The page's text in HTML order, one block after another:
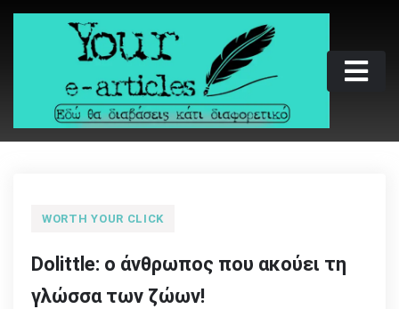
Skip
Your e-articles
Εδώ θα διαβάσεις κάτι διαφορετικό
WORTH YOUR CLICK
Dolittle: ο άνθρωπος που ακούει τη
γλώσσα των ζώων!